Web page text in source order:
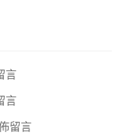
言
言
留言